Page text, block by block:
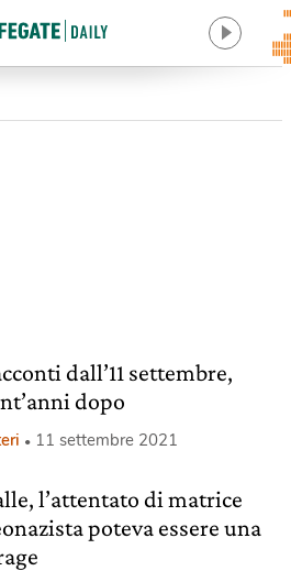
dall’11 settembre,
dopo
11 settembre 2021
l’attentato di matrice
poteva essere una